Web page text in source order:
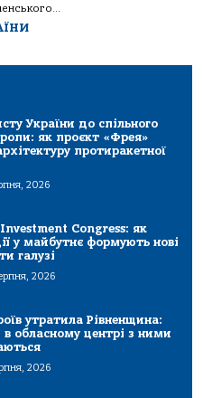
України до спільного
як проєкт «Фрея»
протиракетної
2026
Congress: як
у майбутнє формують нові
галузі
2026
утратила Рівненщина:
в обласному центрі з ними
2026